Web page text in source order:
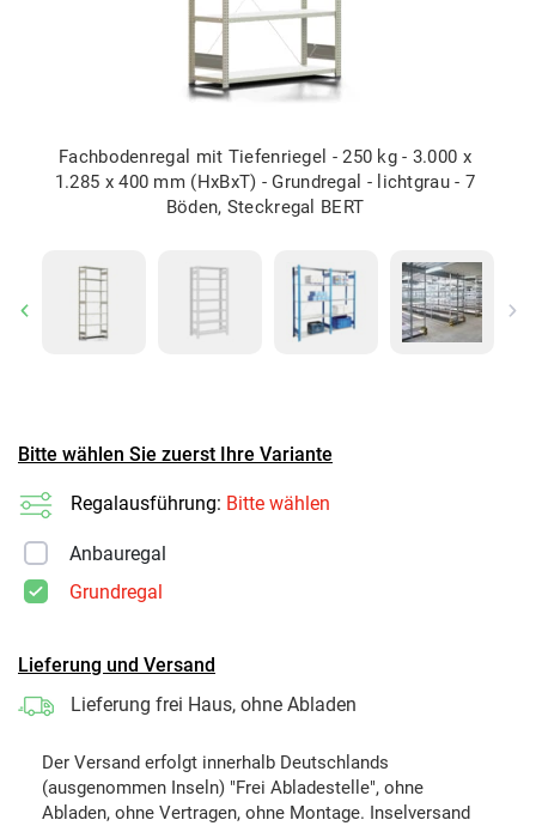
Fachbodenregal mit Tiefenriegel - 250 kg - 3.000 x
1.285 x 400 mm (HxBxT) - Grundregal - lichtgrau - 7
Böden, Steckregal BERT
Previous
Bitte wählen Sie zuerst Ihre Variante
Regalausführung: Bitte wählen
Anbauregal
Grundregal
Lieferung und Versand
Lieferung frei Haus, ohne Abladen
Der Versand erfolgt innerhalb Deutschlands
(ausgenommen Inseln) "Frei Abladestelle", ohne
Abladen, ohne Vertragen, ohne Montage. Inselversand